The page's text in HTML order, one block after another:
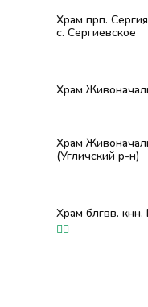
Храм прп.
с. Сергиевское
Храм
Храм
(Угличский р-н)
Храм блгвв. кнн.